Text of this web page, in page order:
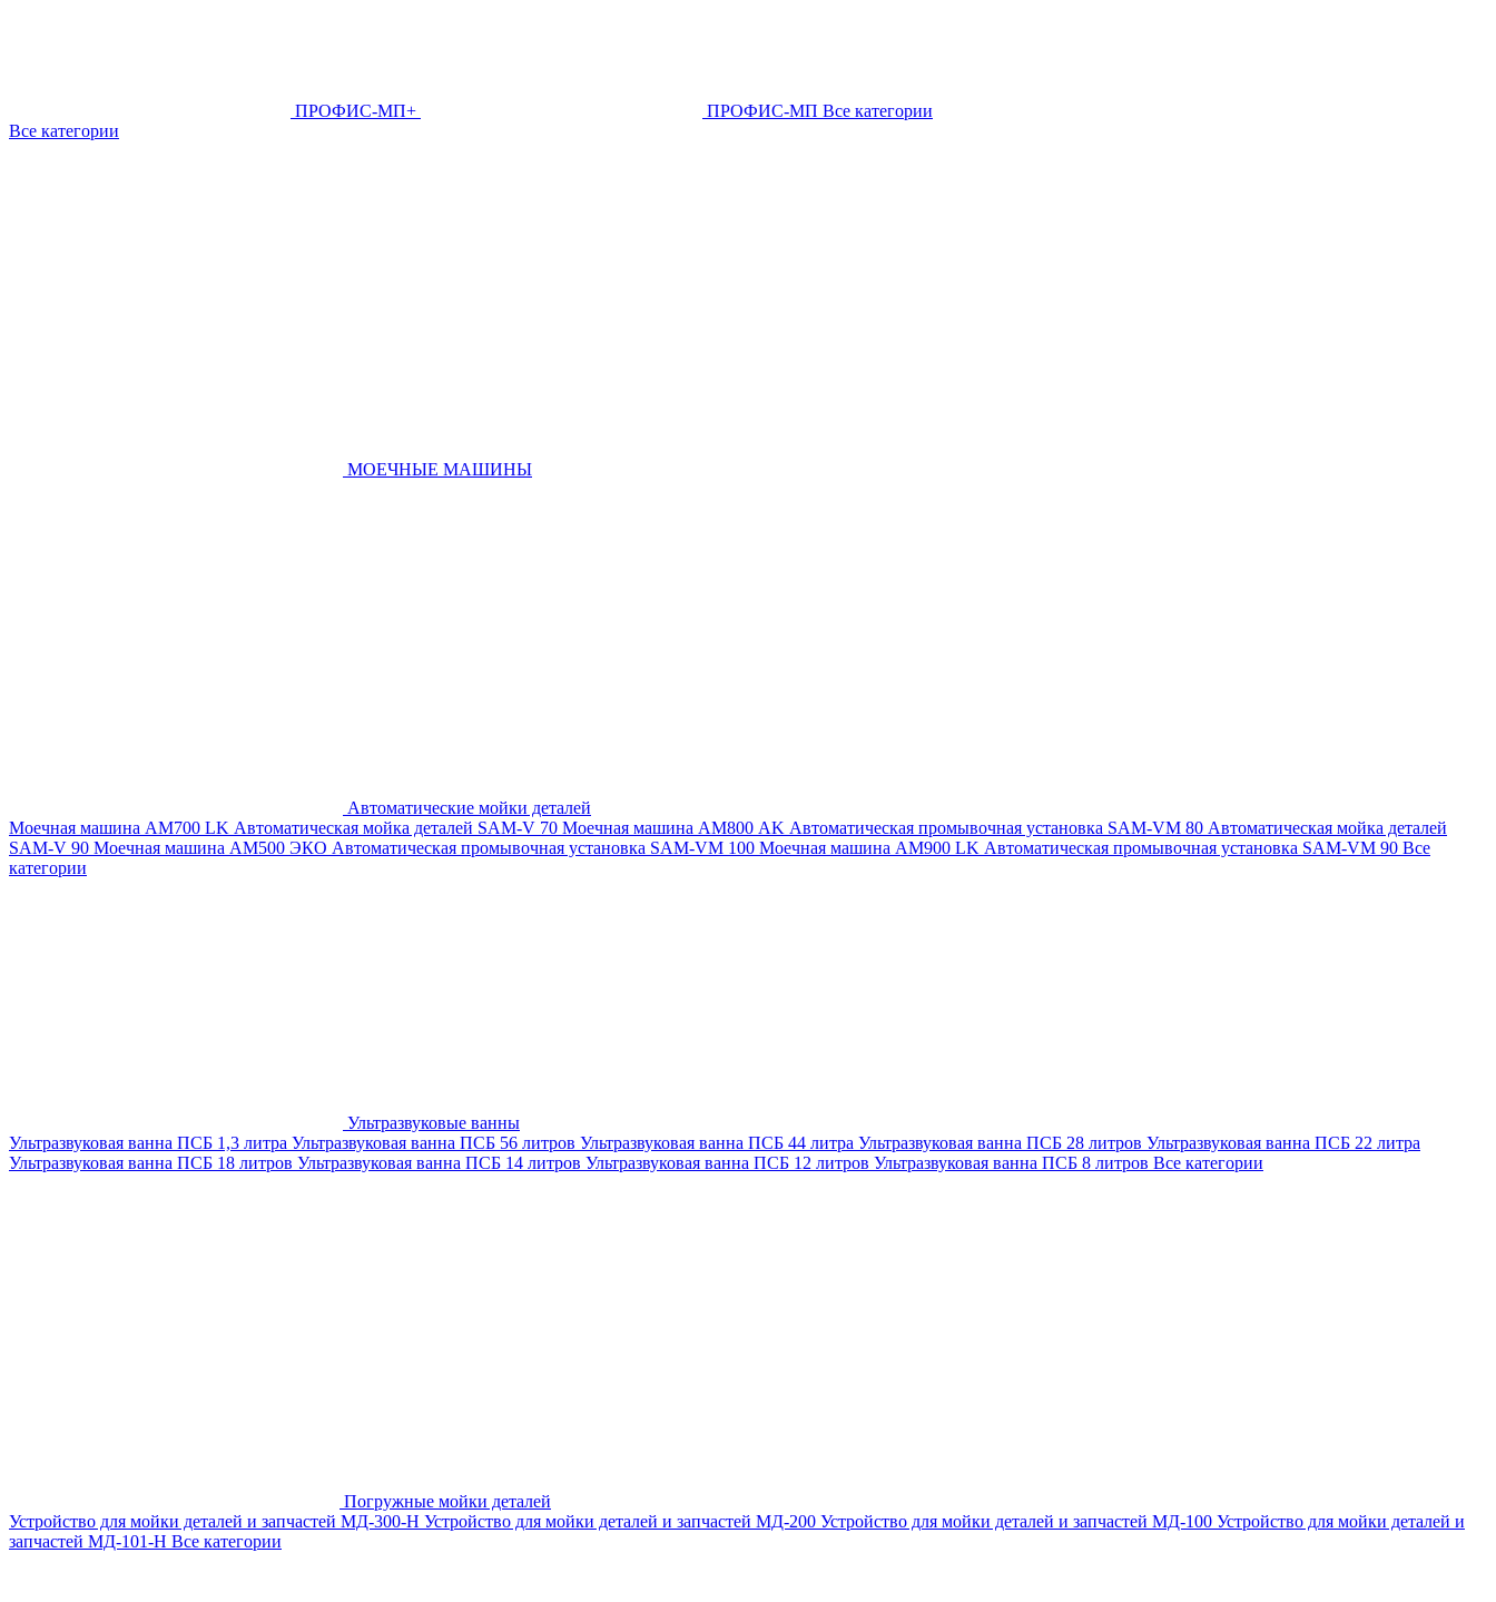
ПРОФИС-МП+ ПРОФИС-МП Все категории
Все категории
МОЕЧНЫЕ МАШИНЫ
Автоматические мойки деталей
Моечная машина AM700 LK Автоматическая мойка деталей SAM-V 70 Моечная машина АМ800 AK Автоматическая промывочная установка SAM-VM 80 Автоматическая мойка деталей
SAM-V 90 Моечная машина АМ500 ЭКО Автоматическая промывочная установка SAM-VM 100 Моечная машина AM900 LK Автоматическая промывочная установка SAM-VM 90 Все
категории
Ультразвуковые ванны
Ультразвуковая ванна ПСБ 1,3 литра Ультразвуковая ванна ПСБ 56 литров Ультразвуковая ванна ПСБ 44 литра Ультразвуковая ванна ПСБ 28 литров Ультразвуковая ванна ПСБ 22 литра
Ультразвуковая ванна ПСБ 18 литров Ультразвуковая ванна ПСБ 14 литров Ультразвуковая ванна ПСБ 12 литров Ультразвуковая ванна ПСБ 8 литров Все категории
Погружные мойки деталей
Устройство для мойки деталей и запчастей МД-300-H Устройство для мойки деталей и запчастей МД-200 Устройство для мойки деталей и запчастей МД-100 Устройство для мойки деталей и
запчастей МД-101-Н Все категории